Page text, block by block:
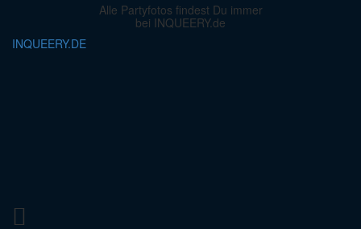
Alle Partyfotos findest Du immer
bei INQUEERY.de
INQUEERY.DE